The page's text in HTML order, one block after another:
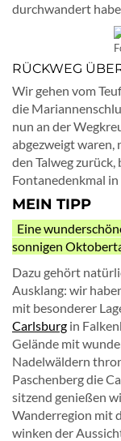
durchwandert
RÜCKWEG
Wir gehen vom
die
nun an der
abgezweigt waren,
den Talweg
Fontanedenkmal
MEIN TIPP
Eine
sonnigen
Dazu gehört
Ausklang: wir
mit besonderer
Carlsburg in
Gelände mit
Nadelwäldern
Paschenberg die
sitzend genießen
Wanderregion mit
winken der